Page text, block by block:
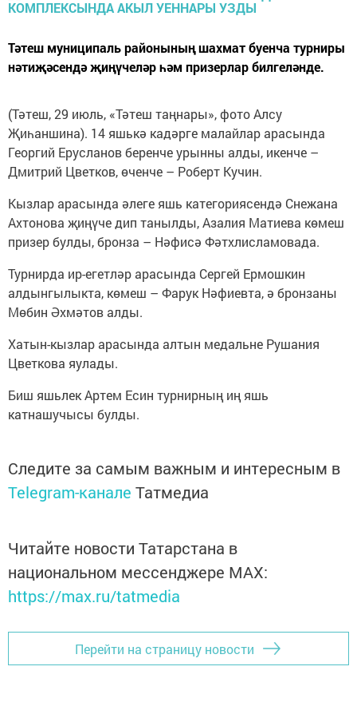
Тәтеш муниципаль районының шахмат буенча турниры
нәтиҗәсендә җиңүчеләр һәм призерлар билгеләнде.
(Тәтеш, 29 июль, «Тәтеш таңнары», фото Алсу
Җиһаншина). 14 яшькә кадәрге малайлар арасында
Георгий Ерусланов беренче урынны алды, икенче –
Дмитрий Цветков, өченче – Роберт Кучин.
Кызлар арасында әлеге яшь категориясендә Снежана
Ахтонова җиңүче дип танылды, Азалия Матиева көмеш
призер булды, бронза – Нәфисә Фәтхлисламовада.
Турнирда ир-егетләр арасында Сергей Ермошкин
алдынгылыкта, көмеш – Фарук Нәфиевта, ә бронзаны
Мөбин Әхмәтов алды.
Хатын-кызлар арасында алтын медальне Рушания
Цветкова яулады.
Биш яшьлек Артем Есин турнирның иң яшь
катнашучысы булды.
Следите за самым важным и интересным в
Telegram-канале Татмедиа
Читайте новости Татарстана в
национальном мессенджере MАХ:
https://max.ru/tatmedia
Перейти на страницу новости